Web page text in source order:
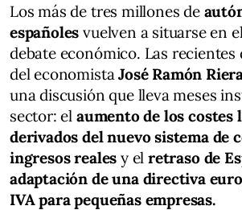
Los más de tres millones de
españoles vuelven a situarse en
debate económico. Las recientes
del economistaJosé Ramón
una discusión que lleva meses
sector: el aumento de los costes
derivados del nuevo sistema de
ingresos reales y elretraso de
adaptación de una directiva
IVA para pequeñas empresas.